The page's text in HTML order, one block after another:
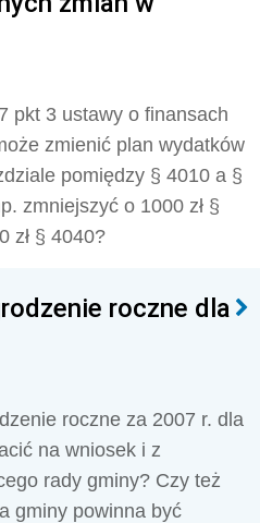
pkt 3 ustawy o finansach
zmienić plan wydatków
pomiędzy § 4010 a §
zmniejszyć o 1000 zł §
zł § 4040?
roczne dla
roczne za 2007 r. dla
na wniosek i z
rady gminy? Czy też
gminy powinna być